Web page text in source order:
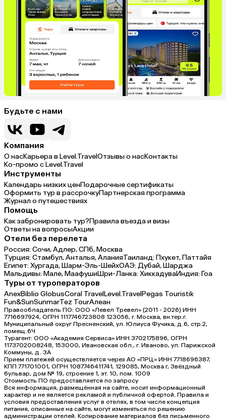
Будьте с нами
Компания
О насКарьера в Level.TravelОтзывы о насКонтакты
Ко-промо с Level.Travel
Инструменты
Календарь низких ценПодарочные сертификаты
Оформить тур в рассрочкуПартнерская программа
Журнал о путешествиях
Помощь
Как забронировать тур?Правила въезда и визы
Ответы на вопросыАкции
Отели без перелета
Россия:Сочи,Адлер,СПб,Москва
Турция:Стамбул,Анталья,АланияТаиланд:Пхукет,Паттайя
Египет:Хургада,Шарм-Эль-ШейхОАЭ:Дубай,Шарджа
Мальдивы:Мале,МаафушиШри-Ланка:ХиккадуваИндия:Гоа
Туры от туроператоров
AnexBiblio GlobusCoral TravelLevel.TravelPegas Touristik
Fun&SunSunmarTez TourАлеан
Правообладатель ПО: ООО «Левел Тревел» (2011 - 2026) ИНН
7716697924, ОГРН 1117746723808 123056, г. Москва, вн.тер.г.
Муниципальный округ Пресненский, ул. Юлиуса Фучика, д.6, стр.2,
помещ.6Ч
Турагент: ООО «Академия Сервиса» ИНН 3702175896, ОГРН
1173702008248, 153000, Ивановская обл., г. Иваново, ул. Парижской
Коммуны, д. ЗА
Прием платежей осуществляется через АО «ПРЦ» ИНН 7718696387,
КПП 771701001, ОГРН 1087746411741, 129085, Москва г, Звёздный
бульвар, дом № 19, строение 1, эт. 10, пом. 1009
Стоимость ПО предоставляется по запросу
Вся информация, размещённая на сайте, носит информационный
характер и не является рекламой и публичной офертой. Правила и
условия предоставления услуг в отелях, в том числе концепция
питания, описанные на сайте, могут изменяться по решению
администрации отелей. Копирование материалов без письменного